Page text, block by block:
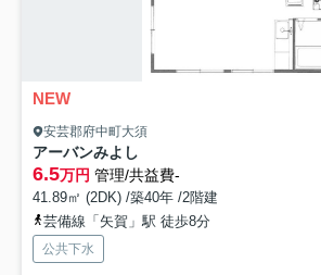
NEW
安芸郡府中町大須
アーバンみよし
6.5万円 管理/共益費-
41.89㎡ (2DK) /築40年 /2階建
芸備線「矢賀」駅 徒歩8分
公共下水